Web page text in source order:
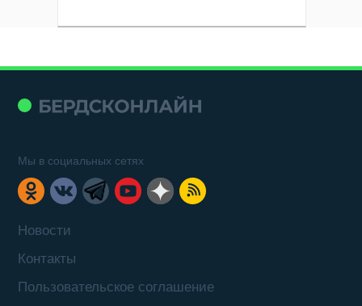
Новости
Контакты
Пользовательское соглашение
Мы в социальных сетях